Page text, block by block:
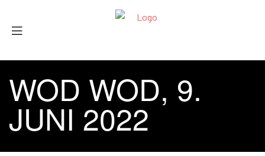
WOD WOD, 9.
JUNI 2022